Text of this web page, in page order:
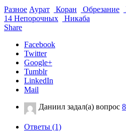
Разное Аурат Коран Обрезание
14 Непорочных
Никаба
Share
Facebook
Twitter
Google+
Tumblr
LinkedIn
Mail
Даниил задал(а) вопрос
Ответы (1)